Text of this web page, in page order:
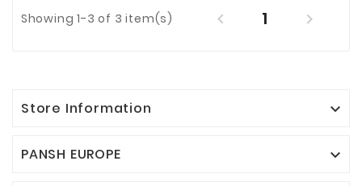
Showing 1-3 of 3 item(s)  1 
Store Information 
PANSH EUROPE 